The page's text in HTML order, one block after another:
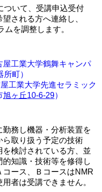
ついて、受講申込受付
される方へ連絡し、
を調整します。
屋工業大学鶴舞キャンパ
町）
工業大学先進セラミック
旭ヶ丘10-6-29）
務し機器・分析装置を
取り扱う予定の技術
検討されている方、並
知識・技術等を修得し
ース、ＢコースはNMR
者は受講できません。